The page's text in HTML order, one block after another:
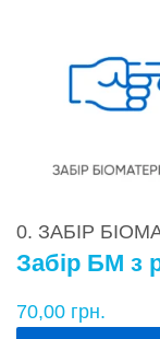
70,00 грн.